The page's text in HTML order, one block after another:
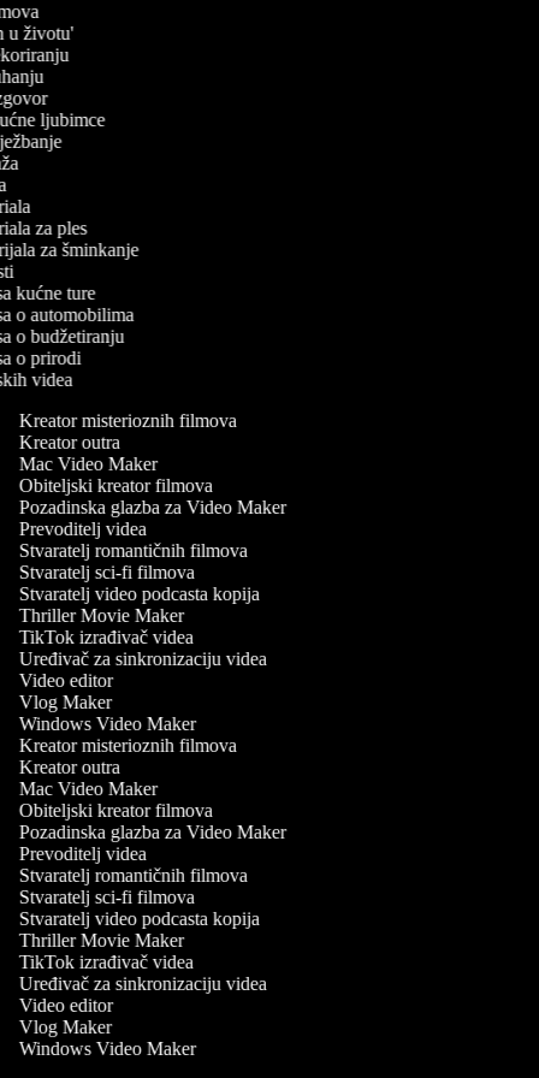
u životu'
ljubimce
za ples
za šminkanje
kućne ture
o automobilima
o budžetiranju
o prirodi
videa
Kreator misterioznih filmova
Kreator outra
Mac Video Maker
Obiteljski kreator filmova
Pozadinska glazba za Video Maker
Prevoditelj videa
Stvaratelj romantičnih filmova
Stvaratelj sci-fi filmova
Stvaratelj video podcasta kopija
Thriller Movie Maker
TikTok izrađivač videa
Uređivač za sinkronizaciju videa
Video editor
Vlog Maker
Windows Video Maker
Kreator misterioznih filmova
Kreator outra
Mac Video Maker
Obiteljski kreator filmova
Pozadinska glazba za Video Maker
Prevoditelj videa
Stvaratelj romantičnih filmova
Stvaratelj sci-fi filmova
Stvaratelj video podcasta kopija
Thriller Movie Maker
TikTok izrađivač videa
Uređivač za sinkronizaciju videa
Video editor
Vlog Maker
Windows Video Maker